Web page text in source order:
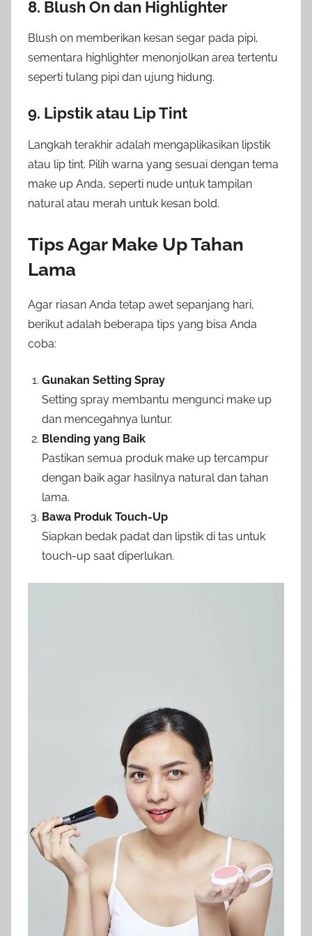
8. Blush On dan Highlighter
Blush on memberikan kesan segar pada pipi,
sementara highlighter menonjolkan area tertentu
seperti tulang pipi dan ujung hidung.
9. Lipstik atau Lip Tint
Langkah terakhir adalah mengaplikasikan lipstik
atau lip tint. Pilih warna yang sesuai dengan tema
make up Anda, seperti nude untuk tampilan
natural atau merah untuk kesan bold.
Tips Agar Make Up Tahan
Lama
Agar riasan Anda tetap awet sepanjang hari,
berikut adalah beberapa tips yang bisa Anda
coba:
Gunakan Setting Spray
Setting spray membantu mengunci make up
dan mencegahnya luntur.
Blending yang Baik
Pastikan semua produk make up tercampur
dengan baik agar hasilnya natural dan tahan
lama.
Bawa Produk Touch-Up
Siapkan bedak padat dan lipstik di tas untuk
touch-up saat diperlukan.